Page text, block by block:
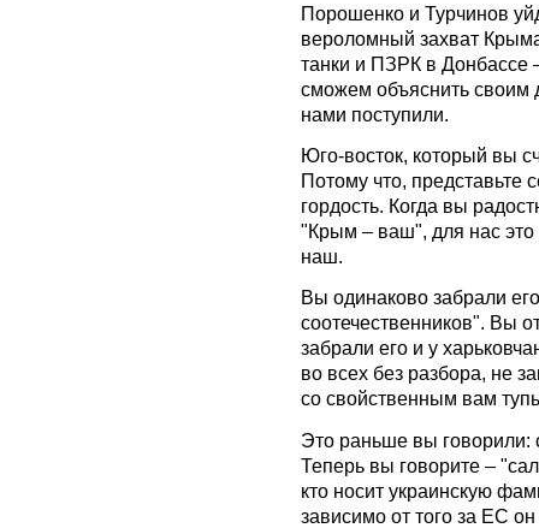
Порошенко и Турчинов
вероломный захват
танки и ПЗРК в Донбассе
сможем объяснить своим
нами поступили.
Юго-восток, который вы
Потому что, представьте
гордость. Когда вы
"Крым – ваш", для нас это
наш.
Вы одинаково забрали
соотечественников". Вы
забрали его и у
во всех без разбора, не
со свойственным вам
Это раньше вы говорили:
Теперь вы говорите –
кто носит украинскую
зависимо от того за ЕС